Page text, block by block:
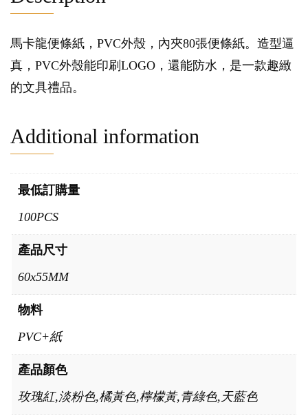
馬卡龍便條紙，PVC外殼，內夾80張便條紙。造型逼
真，PVC外殼能印刷LOGO，還能防水，是一款趣緻
的文具禮品。
Additional information
最低訂購量
100PCS
產品尺寸
60x55MM
物料
PVC+紙
產品顏色
玫瑰紅,淡粉色,橘黃色,檸檬黃,青綠色,天藍色